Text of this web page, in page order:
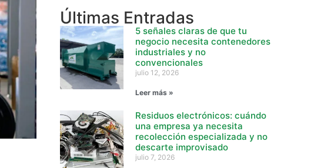
Últimas Entradas
5 señales claras de que tu
negocio necesita contenedores
industriales y no
convencionales
julio 12, 2026
Leer más »
Residuos electrónicos: cuándo
una empresa ya necesita
recolección especializada y no
descarte improvisado
julio 7, 2026